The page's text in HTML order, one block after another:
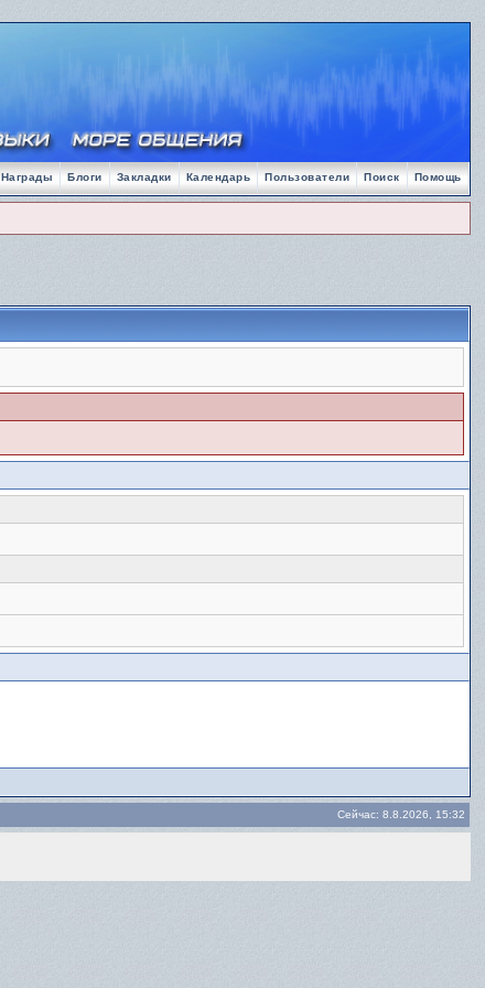
Помощь
Поиск
Пользователи
Календарь
Закладки
Блоги
Награды
Сейчас: 8.8.2026, 15:32